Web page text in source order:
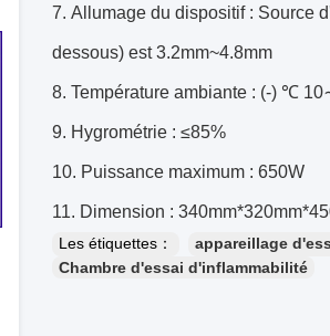
7. Allumage du dispositif : Source
dessous) est 3.2mm~4.8mm
8. Température ambiante : (-) ℃
9. Hygrométrie : ≤85%
10. Puissance maximum : 650W
11. Dimension :
Les étiquettes： appareillage
Chambre d'essai d'inflammabilité